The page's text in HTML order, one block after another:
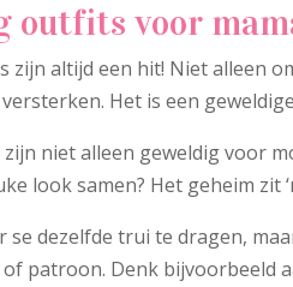
outfits voor
zijn altijd een hit! Niet alleen
Het is een
niet alleen geweldig voor
look samen? Het geheim zit
se dezelfde trui te dragen,
patroon. Denk bijvoorbeeld